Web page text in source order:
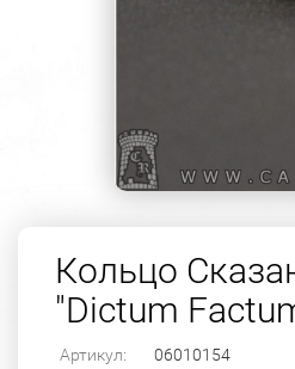
Кольцо
"Dictum
Артикул: 06010154